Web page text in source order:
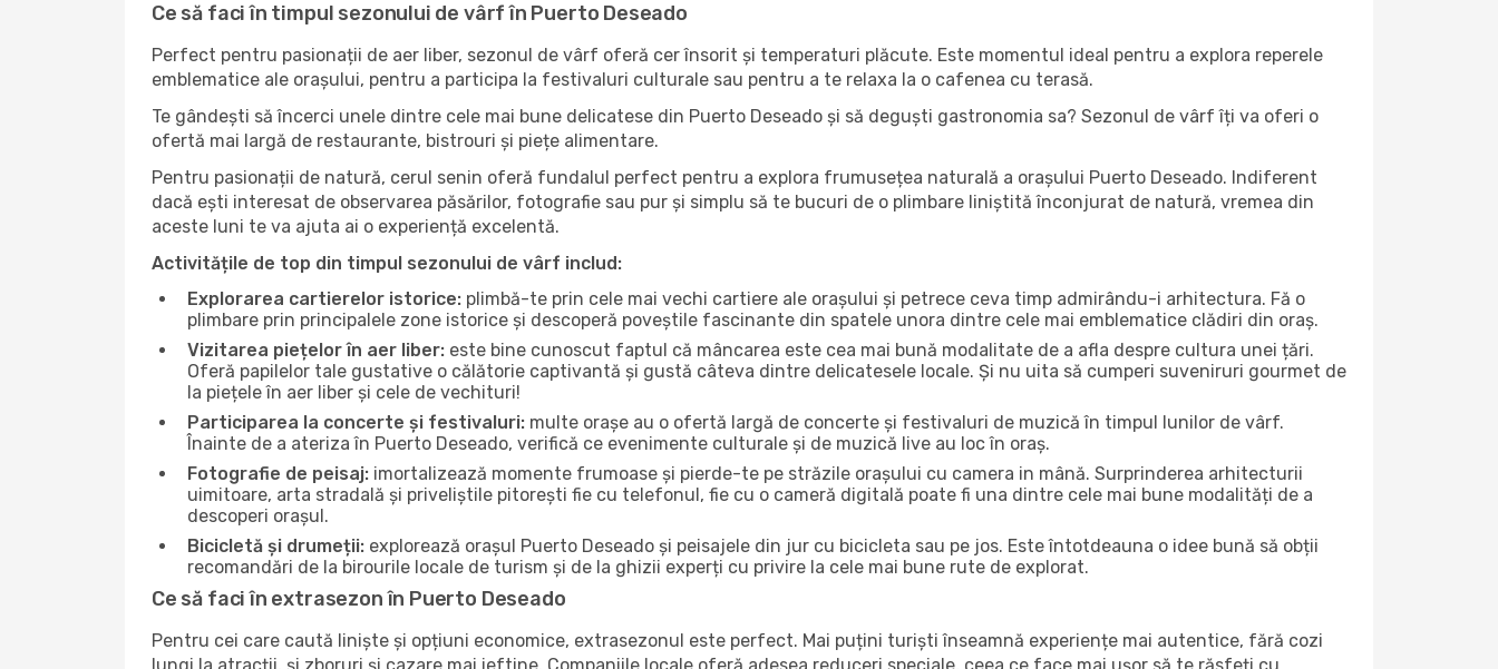
Ce să faci în timpul sezonului de vârf în Puerto Deseado
Perfect pentru pasionații de aer liber, sezonul de vârf oferă cer însorit și temperaturi plăcute. Este momentul ideal pentru a explora reperele
emblematice ale orașului, pentru a participa la festivaluri culturale sau pentru a te relaxa la o cafenea cu terasă.
Te gândești să încerci unele dintre cele mai bune delicatese din Puerto Deseado și să deguști gastronomia sa? Sezonul de vârf îți va oferi o
ofertă mai largă de restaurante, bistrouri și piețe alimentare.
Pentru pasionații de natură, cerul senin oferă fundalul perfect pentru a explora frumusețea naturală a orașului Puerto Deseado. Indiferent
dacă ești interesat de observarea păsărilor, fotografie sau pur și simplu să te bucuri de o plimbare liniștită înconjurat de natură, vremea din
aceste luni te va ajuta ai o experiență excelentă.
Activitățile de top din timpul sezonului de vârf includ:
Explorarea cartierelor istorice: plimbă-te prin cele mai vechi cartiere ale orașului și petrece ceva timp admirându-i arhitectura. Fă o
plimbare prin principalele zone istorice și descoperă poveștile fascinante din spatele unora dintre cele mai emblematice clădiri din oraș.
Vizitarea piețelor în aer liber: este bine cunoscut faptul că mâncarea este cea mai bună modalitate de a afla despre cultura unei țări.
Oferă papilelor tale gustative o călătorie captivantă și gustă câteva dintre delicatesele locale. Și nu uita să cumperi suveniruri gourmet de
la piețele în aer liber și cele de vechituri!
Participarea la concerte și festivaluri: multe orașe au o ofertă largă de concerte și festivaluri de muzică în timpul lunilor de vârf.
Înainte de a ateriza în Puerto Deseado, verifică ce evenimente culturale și de muzică live au loc în oraș.
Fotografie de peisaj: imortalizează momente frumoase și pierde-te pe străzile orașului cu camera in mână. Surprinderea arhitecturii
uimitoare, arta stradală și priveliștile pitorești fie cu telefonul, fie cu o cameră digitală poate fi una dintre cele mai bune modalități de a
descoperi orașul.
Bicicletă și drumeții: explorează orașul Puerto Deseado și peisajele din jur cu bicicleta sau pe jos. Este întotdeauna o idee bună să obții
recomandări de la birourile locale de turism și de la ghizii experți cu privire la cele mai bune rute de explorat.
Ce să faci în extrasezon în Puerto Deseado
Pentru cei care caută liniște și opțiuni economice, extrasezonul este perfect. Mai puțini turiști înseamnă experiențe mai autentice, fără cozi